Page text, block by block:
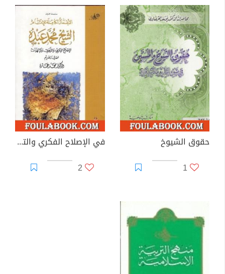
حقوق الشيوخ
1
في الإصلاح الفكري والتربوي والإلهيات
2